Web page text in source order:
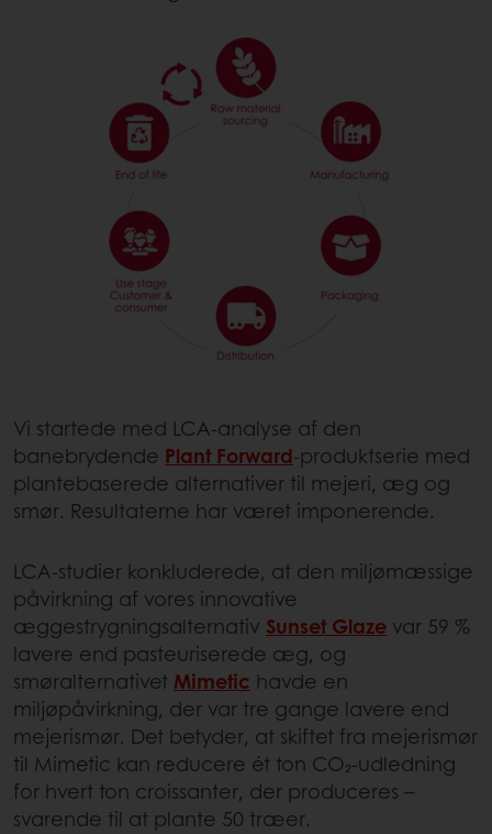
Vi startede med LCA-analyse af den
banebrydende Plant Forward-produktserie med
plantebaserede alternativer til mejeri, æg og
smør. Resultaterne har været imponerende.
LCA-studier konkluderede, at den miljømæssige
påvirkning af vores innovative
æggestrygningsalternativ Sunset Glaze var 59 %
lavere end pasteuriserede æg, og
smøralternativet Mimetic havde en
miljøpåvirkning, der var tre gange lavere end
mejerismør. Det betyder, at skiftet fra mejerismør
til Mimetic kan reducere ét ton CO₂-udledning
for hvert ton croissanter, der produceres –
svarende til at plante 50 træer.